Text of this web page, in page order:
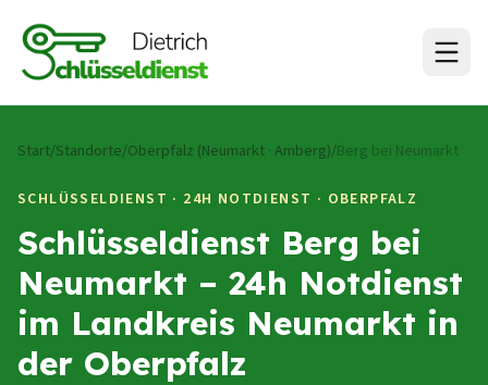
Start/Standorte/Oberpfalz (Neumarkt · Amberg)/Berg bei Neumarkt
SCHLÜSSELDIENST · 24H NOTDIENST · OBERPFALZ
Schlüsseldienst Berg bei
Neumarkt – 24h Notdienst
im Landkreis Neumarkt in
der Oberpfalz